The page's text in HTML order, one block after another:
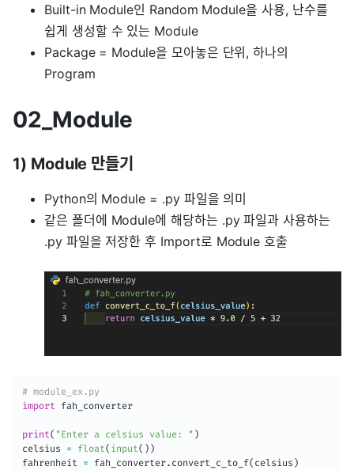
Built-in Module인 Random Module을 사용, 난수를
쉽게 생성할 수 있는 Module
Package = Module을 모아놓은 단위, 하나의
Program
02_Module
1) Module 만들기
Python의 Module = .py 파일을 의미
같은 폴더에 Module에 해당하는 .py 파일과 사용하는
.py 파일을 저장한 후 Import로 Module 호출
# module_ex.py
import fah_converter
print( "Enter a celsius value: " )
celsius = float( input( ) )
fahrenheit = fah_converter. convert_c_to_f( celsius )